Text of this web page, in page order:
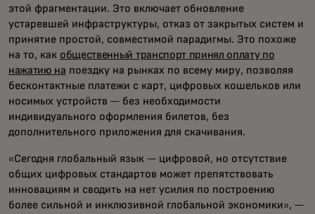
этой фрагментации. Это включает обновление
устаревшей инфраструктуры, отказ от закрытых систем и
принятие простой, совместимой парадигмы. Это похоже
на то, как общественный транспорт принял оплату по
нажатию на поездку на рынках по всему миру, позволяя
бесконтактные платежи с карт, цифровых кошельков или
носимых устройств — без необходимости
индивидуального оформления билетов, без
дополнительного приложения для скачивания.
«Сегодня глобальный язык — цифровой, но отсутствие
общих цифровых стандартов может препятствовать
инновациям и сводить на нет усилия по построению
более сильной и инклюзивной глобальной экономики», —